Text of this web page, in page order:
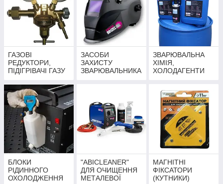
ГАЗОВІ
РЕДУКТОРИ,
ПІДІГРІВАЧІ ГАЗУ
ЗАСОБИ
ЗАХИСТУ
ЗВАРЮВАЛЬНИКА
ЗВАРЮВАЛЬНА
ХІМІЯ,
ХОЛОДАГЕНТИ
БЛОКИ
РІДИННОГО
ОХОЛОДЖЕННЯ
"ABICLEANER"
ДЛЯ ОЧИЩЕННЯ
МЕТАЛЕВОЇ
МАГНІТНІ
ФІКСАТОРИ
(КУТНИКИ)